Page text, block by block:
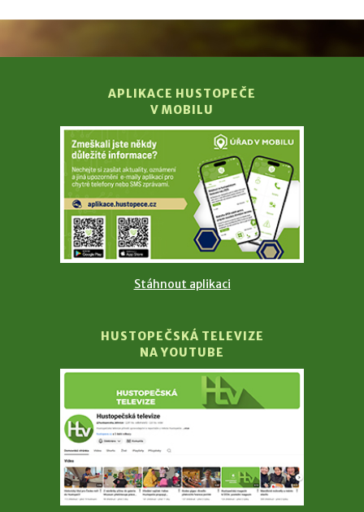
APLIKACE HUSTOPEČE
V MOBILU
Stáhnout aplikaci
HUSTOPEČSKÁ TELEVIZE
NA YOUTUBE